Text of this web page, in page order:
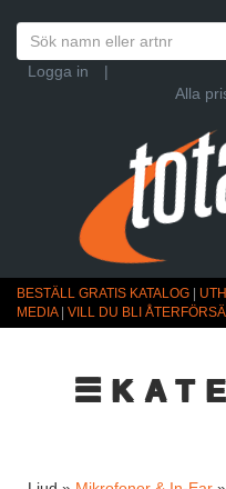
Logga in
|
Alla
BESTÄLL GRATIS KATALOG
MEDIA| VILL DU BLI